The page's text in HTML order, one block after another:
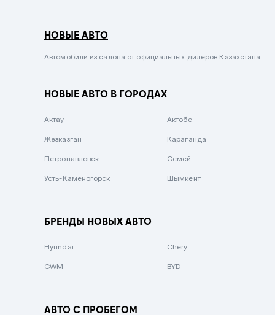
Сиреневый металлик
Вишневый
Зеленый металлик
НОВЫЕ АВТО
Автомобили из салона от официальных дилеров Казахстана.
НОВЫЕ АВТО В ГОРОДАХ
Актау Актобе
Жезказган Караганда
Петропавловск Семей
Усть-Каменогорск Шымкент
БРЕНДЫ НОВЫХ АВТО
Hyundai Chery
GWM BYD
АВТО С ПРОБЕГОМ